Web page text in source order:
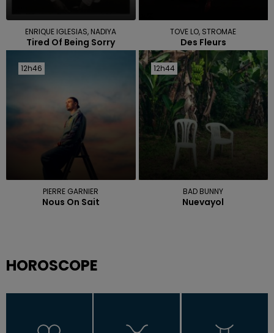
ENRIQUE IGLESIAS, NADIYA
Tired Of Being Sorry
TOVE LO, STROMAE
Des Fleurs
12h46
12h46
PIERRE GARNIER
Nous On Sait
12h44
12h44
BAD BUNNY
Nuevayol
HOROSCOPE